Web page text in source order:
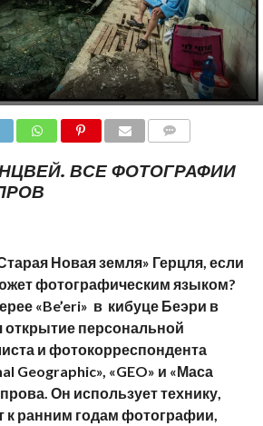
ВСЕ ФОТОГРАФИИ
Новая земля» Герцля, если
фотографическим языком?
«Be’eri» в кибуце Беэри в
открытие персональной
и фотокорреспондента
Geographic», «GEO» и «Маса
Он использует технику,
к ранним годам фотографии,